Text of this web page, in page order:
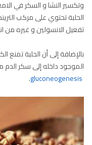
وتكسير النشا و السكر في
الحلبة تحتوي على مركب
تفعيل الانسولين و غيره من
بالإضافة إلى أن الحلبة
الموجود داخله إلى سكر الدم
gluconeogenesis
.